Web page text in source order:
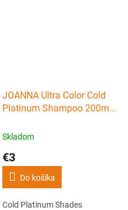
JOANNA Ultra Color Cold
Platinum Shampoo 200ml -
blond
Skladom
€3
Do košíka
Cold Platinum Shades